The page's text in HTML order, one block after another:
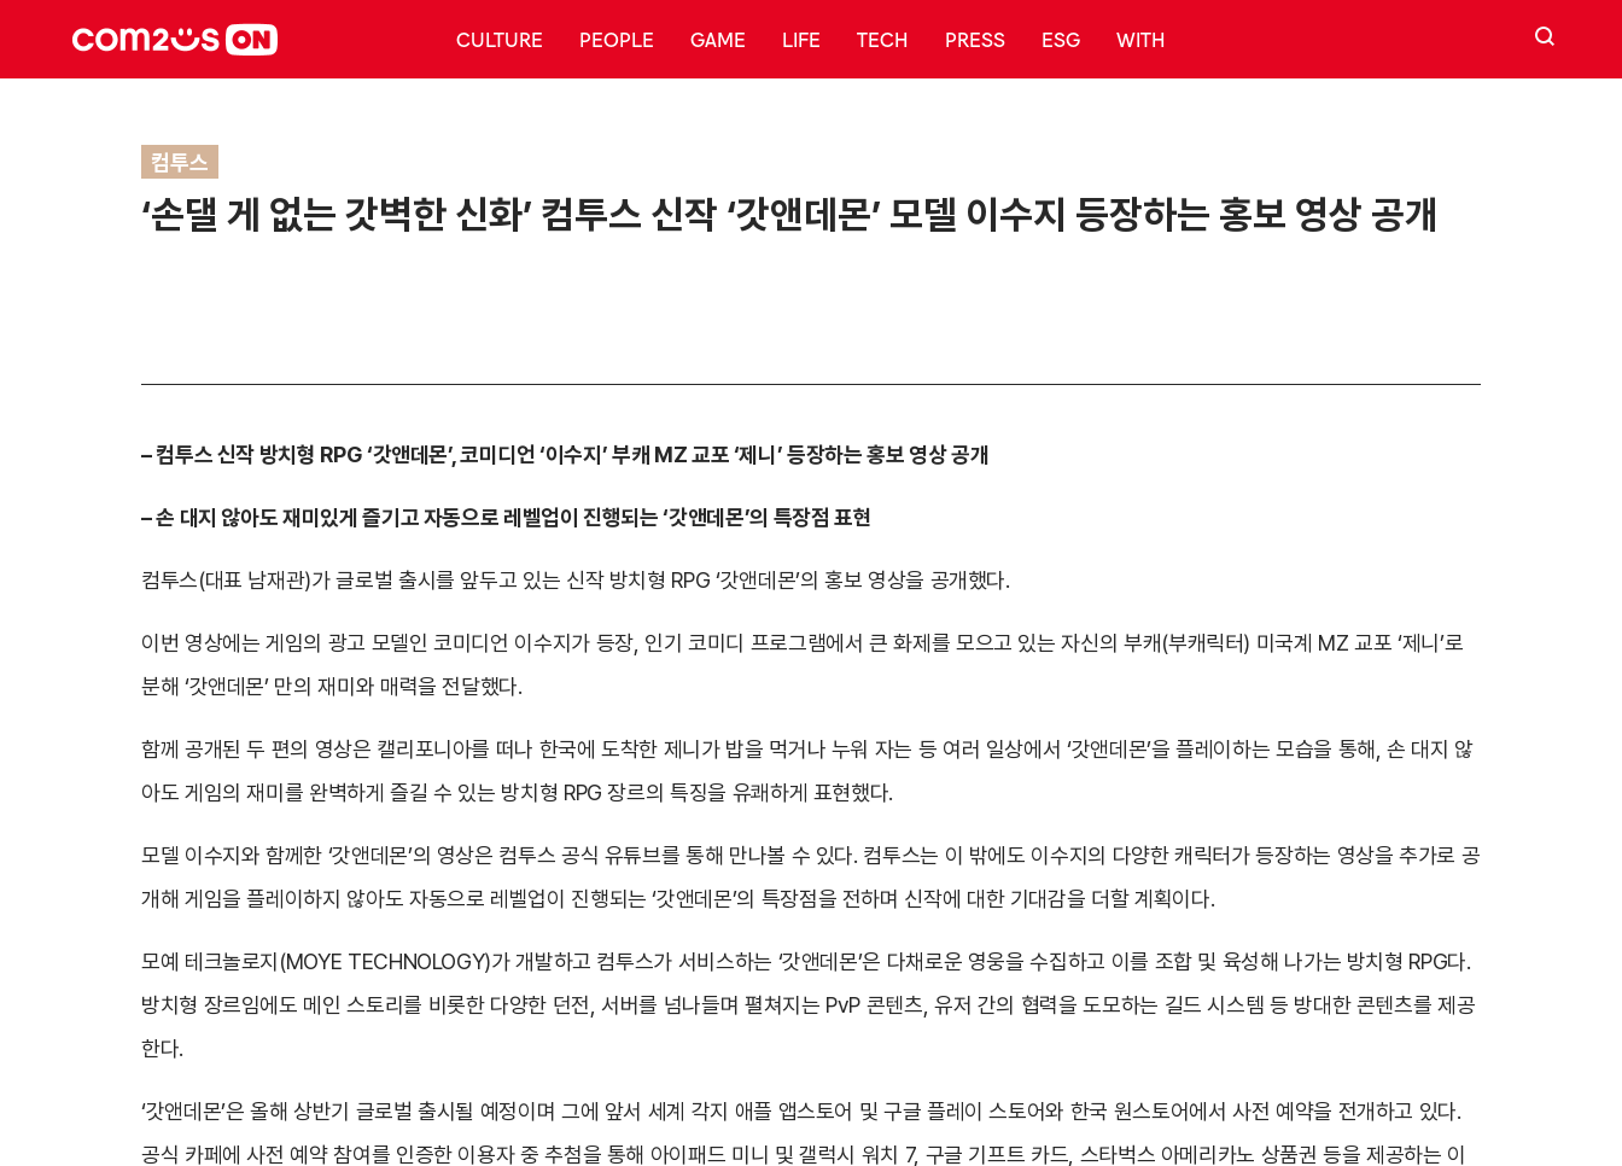
CULTURE PEOPLE GAME LIFE TECH PRESS ESG WITH 검색
컴투스
‘손댈 게 없는 갓벽한 신화’ 컴투스 신작 ‘갓앤데몬’ 모델 이수지 등장하는 홍보 영상 공개
–컴투스 신작 방치형 RPG ‘갓앤데몬’,코미디언 ‘이수지 ’부캐 MZ교포‘제니 ’등장하는 홍보 영상 공개
–손 대지 않아도 재미있게 즐기고 자동으로 레벨업이 진행되는‘갓앤데몬’의 특장점 표현
컴투스(대표 남재관)가 글로벌 출시를 앞두고 있는 신작 방치형 RPG ‘갓앤데몬’의 홍보 영상을 공개했다.
이번 영상에는 게임의 광고 모델인 코미디언 이수지가 등장, 인기 코미디 프로그램에서 큰 화제를 모으고 있는 자신의 부캐(부캐릭터) 미국계 MZ 교포 ‘제니’로
분해 ‘갓앤데몬’ 만의 재미와 매력을 전달했다.
함께 공개된 두 편의 영상은 캘리포니아를 떠나 한국에 도착한 제니가 밥을 먹거나 누워 자는 등 여러 일상에서 ‘갓앤데몬’을 플레이하는 모습을 통해, 손 대지 않
아도 게임의 재미를 완벽하게 즐길 수 있는 방치형 RPG 장르의 특징을 유쾌하게 표현했다.
모델 이수지와 함께한 ‘갓앤데몬’의 영상은 컴투스 공식 유튜브를 통해 만나볼 수 있다. 컴투스는 이 밖에도 이수지의 다양한 캐릭터가 등장하는 영상을 추가로 공
개해 게임을 플레이하지 않아도 자동으로 레벨업이 진행되는 ‘갓앤데몬’의 특장점을 전하며 신작에 대한 기대감을 더할 계획이다.
모예 테크놀로지(MOYE TECHNOLOGY)가 개발하고 컴투스가 서비스하는 ‘갓앤데몬’은 다채로운 영웅을 수집하고 이를 조합 및 육성해 나가는 방치형 RPG다.
방치형 장르임에도 메인 스토리를 비롯한 다양한 던전, 서버를 넘나들며 펼쳐지는 PvP 콘텐츠, 유저 간의 협력을 도모하는 길드 시스템 등 방대한 콘텐츠를 제공
한다.
‘갓앤데몬’은 올해 상반기 글로벌 출시될 예정이며 그에 앞서 세계 각지 애플 앱스토어 및 구글 플레이 스토어와 한국 원스토어에서 사전 예약을 전개하고 있다.
공식 카페에 사전 예약 참여를 인증한 이용자 중 추첨을 통해 아이패드 미니 및 갤럭시 워치 7, 구글 기프트 카드, 스타벅스 아메리카노 상품권 등을 제공하는 이